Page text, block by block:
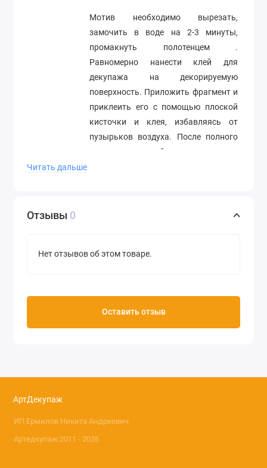
Мотив необходимо вырезать,
замочить в воде на 2-3 минуты,
промакнуть полотенцем .
Равномерно нанести клей для
декупажа на декорируемую
поверхность. Приложить фрагмент и
приклеить его с помощью плоской
кисточки и клея, избавляясь от
пузырьков воздуха. После полного
высыхания необходимо покрыть
Читать дальше
Отзывы 0
Нет отзывов об этом товаре.
Оставить отзыв
АртДекупаж
ИП Ермилов Никита Андреевич
Артедкупаж 2011 - 2026